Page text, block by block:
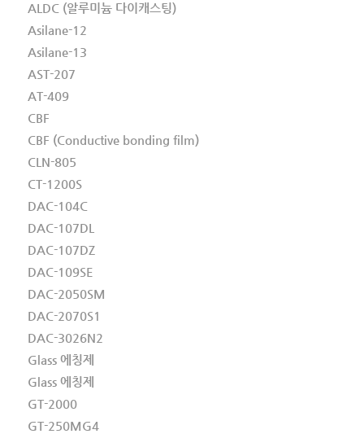
ALDC (알루미늄 다이캐스팅)
Asilane-12
Asilane-13
AST-207
AT-409
CBF
CBF (Conductive bonding film)
CLN-805
CT-1200S
DAC-104C
DAC-107DL
DAC-107DZ
DAC-109SE
DAC-2050SM
DAC-2070S1
DAC-3026N2
Glass 에칭제
Glass 에칭제
GT-2000
GT-250MG4